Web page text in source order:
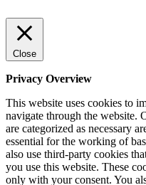
Close
Privacy Overview
This website uses cookies to
navigate through the website.
are categorized as necessary
essential for the working of
also use third-party cookies
you use this website. These
only with your consent. You